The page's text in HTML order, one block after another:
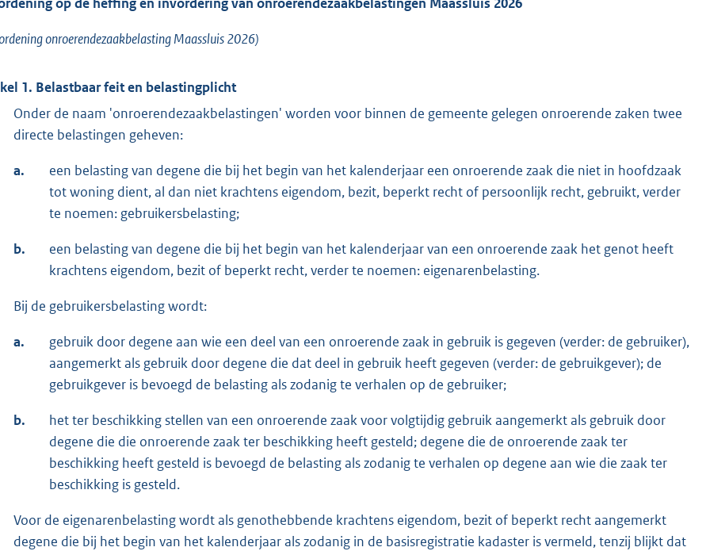
onroerendezaakbelasting Maassluis 2026)
1. Belastbaar feit en belastingplicht
Onder de naam 'onroerendezaakbelastingen' worden voor binnen de gemeente gelegen onroerende zaken twee
directe belastingen geheven:
a.
een belasting van degene die bij het begin van het kalenderjaar een onroerende zaak die niet in hoofdzaak
tot woning dient, al dan niet krachtens eigendom, bezit, beperkt recht of persoonlijk recht, gebruikt, verder
te noemen: gebruikersbelasting;
b.
een belasting van degene die bij het begin van het kalenderjaar van een onroerende zaak het genot heeft
krachtens eigendom, bezit of beperkt recht, verder te noemen: eigenarenbelasting.
Bij de gebruikersbelasting wordt:
a.
gebruik door degene aan wie een deel van een onroerende zaak in gebruik is gegeven (verder: de gebruiker),
aangemerkt als gebruik door degene die dat deel in gebruik heeft gegeven (verder: de gebruikgever); de
gebruikgever is bevoegd de belasting als zodanig te verhalen op de gebruiker;
b.
het ter beschikking stellen van een onroerende zaak voor volgtijdig gebruik aangemerkt als gebruik door
degene die die onroerende zaak ter beschikking heeft gesteld; degene die de onroerende zaak ter
beschikking heeft gesteld is bevoegd de belasting als zodanig te verhalen op degene aan wie die zaak ter
beschikking is gesteld.
Voor de eigenarenbelasting wordt als genothebbende krachtens eigendom, bezit of beperkt recht aangemerkt
degene die bij het begin van het kalenderjaar als zodanig in de basisregistratie kadaster is vermeld, tenzij blijkt dat